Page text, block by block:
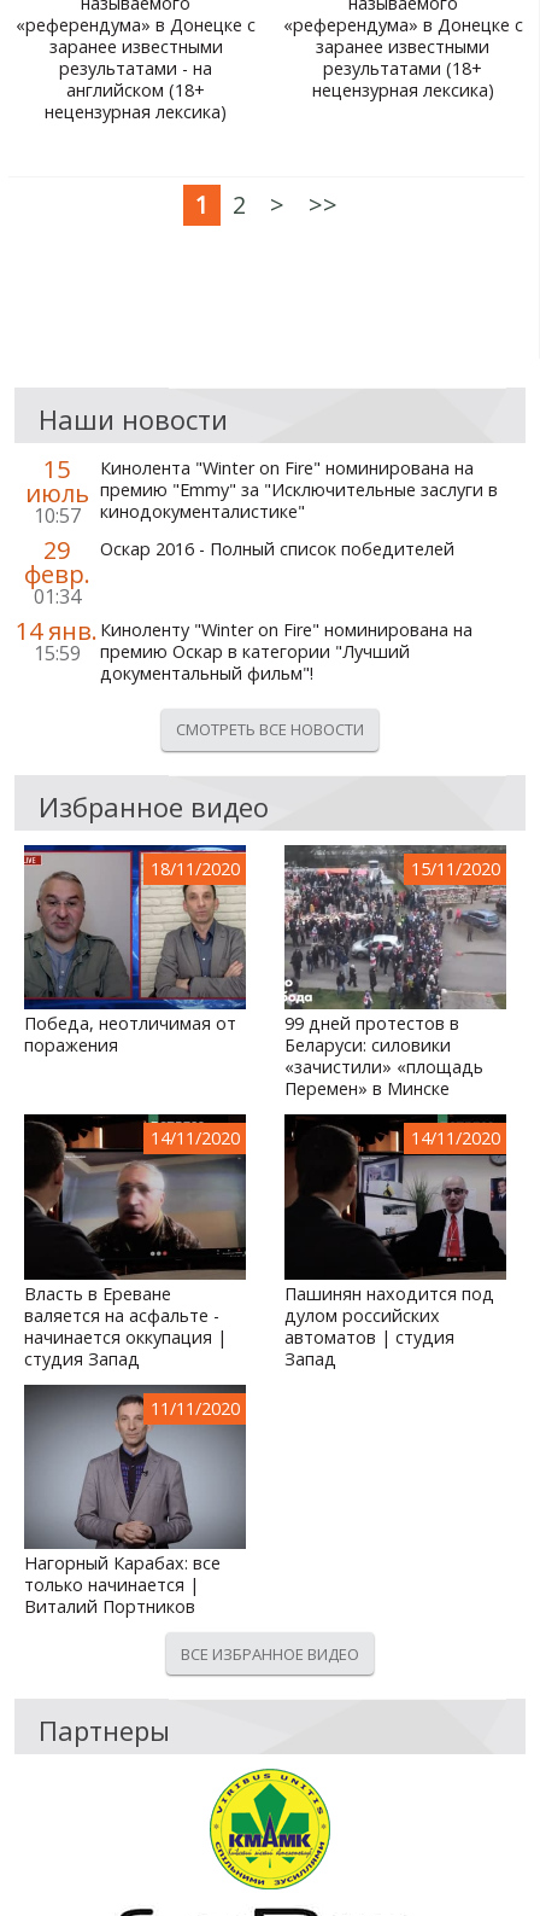
«референдума» в Донецке с
заранее известными
результатами - на
английском (18+
нецензурная лексика)
«референдума» в Донецке с
заранее известными
результатами (18+
нецензурная лексика)
1 2 > >>
Наши новости
15
июль
10:57
Кинолента "Winter on Fire" номинирована на
премию "Emmy" за "Исключительные заслуги в
кинодокументалистике"
29
февр.
01:34
Оскар 2016 - Полный список победителей
14 янв.
15:59
Киноленту "Winter on Fire" номинирована на
премию Оскар в категории "Лучший
документальный фильм"!
СМОТРЕТЬ ВСЕ НОВОСТИ
Избранное видео
18/11/2020
Победа, неотличимая от
поражения
15/11/2020
99 дней протестов в
Беларуси: силовики
«зачистили» «площадь
Перемен» в Минске
14/11/2020
Власть в Ереване
валяется на асфальте -
начинается оккупация |
студия Запад
14/11/2020
Пашинян находится под
дулом российских
автоматов | студия
Запад
11/11/2020
Нагорный Карабах: все
только начинается |
Виталий Портников
ВСЕ ИЗБРАННОЕ ВИДЕО
Партнеры